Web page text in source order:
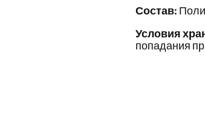
Состав:
Условия
попадания